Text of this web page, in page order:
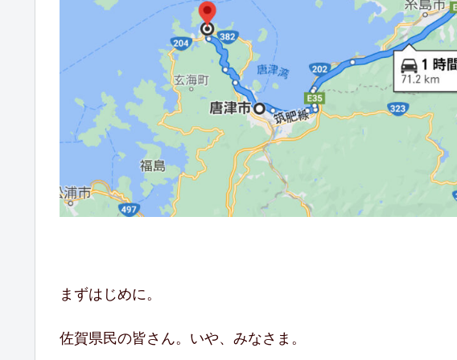
まずはじめに。
佐賀県民の皆さん。いや、みなさま。